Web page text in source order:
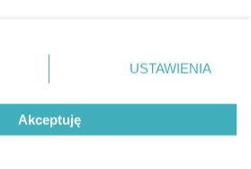
Grupa ZPR Media
przycisk ustawień prywatności
dolnym rogu strony
danych nie wymagają zgody
prawo sprzeciwić się takiemu
będą miały zastosowanie tylko
USTAWIENIA
Akceptuję